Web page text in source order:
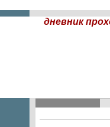
дневник